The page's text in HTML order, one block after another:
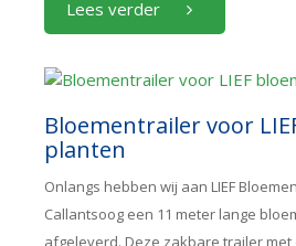
Lees verder
Bloementrailer voor
planten
Onlangs hebben wij aan LIEF
Callantsoog een 11 meter lange
afgeleverd. Deze zakbare trailer